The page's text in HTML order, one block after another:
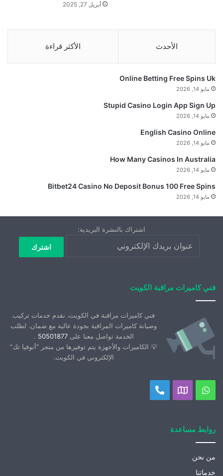
أبريل 27, 2025
الأحدث الأكثر قراءة
Online Betting Free Spins Uk
مايو 14, 2026
Stupid Casino Login App Sign Up
مايو 14, 2026
English Casino Online
مايو 14, 2026
How Many Casinos In Australia
مايو 14, 2026
Bitbet24 Casino No Deposit Bonus 100 Free Spins
مايو 14, 2026
اشتراك بالنشرة البريدية:
فني كاميرات مراقبة الكويت
فني كاميرات مراقبة في الكويت، نقدم خدمات تركيب
وصيانة كاميرات المراقبة بجودة عالية مع ضمان. لطلب
الخدمة تواصل معنا على50501877
.
💡 الكاميرات والأجهزة يتم توفيرها من متجر "أنوفيا تك"
الإلكتروني في الكويت.
واتسابموقعنا
خريطة
اتصل
روابط مساعدة
من نحن
خدماتنا